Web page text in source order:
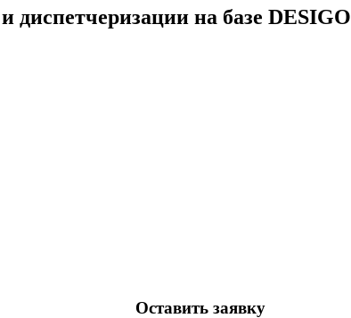
диспетчеризации на базе DESIGO
Оставить заявку